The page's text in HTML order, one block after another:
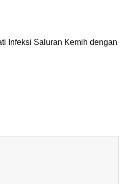
Infeksi Saluran Kemih dengan